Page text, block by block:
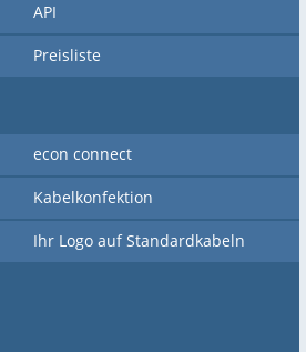
API
Preisliste
econ connect
Kabelkonfektion
Ihr Logo auf Standardkabeln